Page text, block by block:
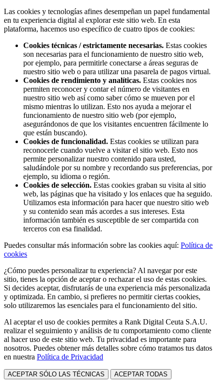
Las cookies y tecnologías afines desempeñan un papel fundamental
en tu experiencia digital al explorar este sitio web. En esta
plataforma, hacemos uso específico de cuatro tipos de cookies:
Cookies técnicas / estrictamente necesarias. Estas cookies
son necesarias para el funcionamiento de nuestro sitio web,
por ejemplo, para permitirle conectarse a áreas seguras de
nuestro sitio web o para utilizar una pasarela de pagos virtual.
Cookies de rendimiento y analíticas. Estas cookies nos
permiten reconocer y contar el número de visitantes en
nuestro sitio web así como saber cómo se mueven por el
mismo mientras lo utilizan. Esto nos ayuda a mejorar el
funcionamiento de nuestro sitio web (por ejemplo,
asegurándonos de que los visitantes encuentren fácilmente lo
que están buscando).
Cookies de funcionalidad. Estas cookies se utilizan para
reconocerle cuando vuelve a visitar el sitio web. Esto nos
permite personalizar nuestro contenido para usted,
saludándole por su nombre y recordando sus preferencias, por
ejemplo, su idioma o región.
Cookies de selección. Estas cookies graban su visita al sitio
web, las páginas que ha visitado y los enlaces que ha seguido.
Utilizamos esta información para hacer que nuestro sitio web
y su contenido sean más acordes a sus intereses. Esta
información también es susceptible de ser compartida con
terceros con esa finalidad.
Puedes consultar más información sobre las cookies aquí: Política de
cookies
¿Cómo puedes personalizar tu experiencia? Al navegar por este
sitio, tienes la opción de aceptar o rechazar el uso de estas cookies.
Si decides aceptar, disfrutarás de una experiencia más personalizada
y optimizada. En cambio, si prefieres no permitir ciertas cookies,
solo utilizaremos las esenciales para el funcionamiento del sitio.
Al aceptar el uso de cookies permites a Rank Digital Ceuta S.A.U.
realizar el seguimiento y análisis de tu comportamiento como cliente
al hacer uso de este sitio web. Tu privacidad es importante para
nosotros. Puedes obtener más detalles sobre cómo tratamos tus datos
en nuestra Política de Privacidad
ACEPTAR SÓLO LAS TÉCNICAS ACEPTAR TODAS